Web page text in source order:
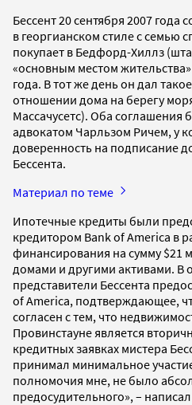
Бессент 20 сентября 2007 года
в георгианском стиле с семью
покупает в Бедфорд-Хиллз
«основным местом
года. В тот же день он дал
отношении дома на берегу
Массачусетс). Оба соглашения
адвокатом Чарльзом Ричем, у
доверенность на подписание
Бессента.
Материал по теме
Ипотечные кредиты были
кредитором Bank of America в
финансирования на сумму $21
домами и другими активами. В
представители Бессента
of America, подтверждающее,
согласен с тем, что
Провинстауне является
кредитных заявках мистера
принимал минимальное
полномочия мне, не было
предосудительного», –